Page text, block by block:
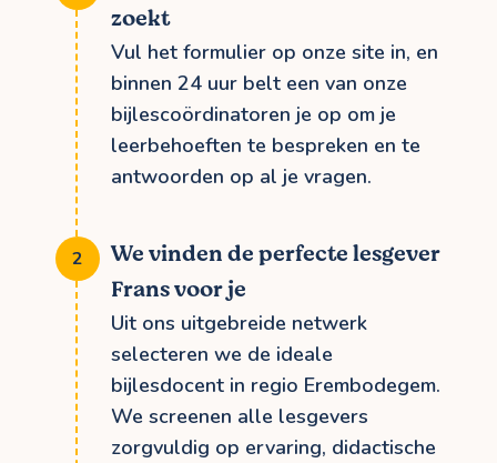
zoekt
Vul het formulier op onze site in, en
binnen 24 uur belt een van onze
bijlescoördinatoren je op om je
leerbehoeften te bespreken en te
antwoorden op al je vragen.
We vinden de perfecte lesgever
Frans voor je
Uit ons uitgebreide netwerk
selecteren we de ideale
bijlesdocent in regio Erembodegem.
We screenen alle lesgevers
zorgvuldig op ervaring, didactische